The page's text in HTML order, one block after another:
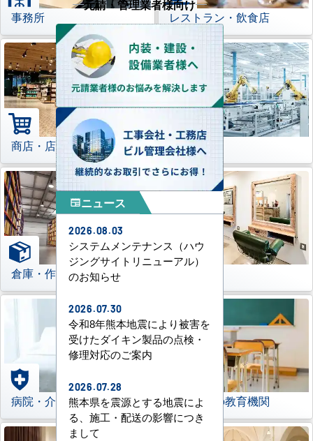
事務所 レストラン・飲食店
商店・店舗 工場
倉庫・作業場 理美容室
病院・介護施設 学校などの教育機関
元請・管理業者様向け
newspaperニュース
2026.08.03
システムメンテナンス（ハウ
ジングサイトリニューアル）
のお知らせ
2026.07.30
令和8年熊本地震により被害を
受けたダイキン製品の点検・
修理対応のご案内
2026.07.28
熊本県を震源とする地震によ
る、施工・配送の影響につき
まして